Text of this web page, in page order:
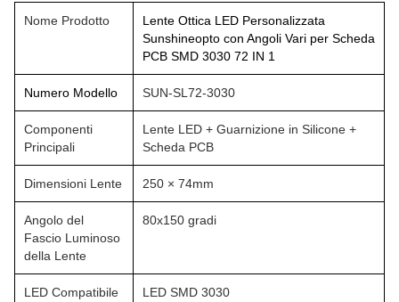
Nome Prodotto
Lente Ottica LED Personalizzata
Sunshineopto con Angoli Vari per Scheda
PCB SMD 3030 72 IN 1
Numero Modello SUN-SL72-3030
Componenti
Principali
Lente LED + Guarnizione in Silicone +
Scheda PCB
Dimensioni Lente 250 × 74mm
Angolo del
Fascio Luminoso
della Lente
80x150 gradi
LED Compatibile LED SMD 3030